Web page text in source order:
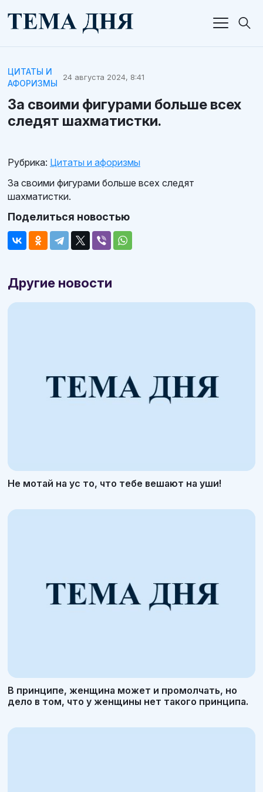
ЦИТАТЫ И
АФОРИЗМЫ
24 августа 2024, 8:41
За своими фигурами больше всех
следят шахматистки.
Рубрика: Цитаты и афоризмы
За своими фигурами больше всех следят
шахматистки.
Поделиться новостью
Другие новости
Не мотай на ус то, что тебе вешают на уши!
В принципе, женщина может и промолчать, но
дело в том, что у женщины нет такого принципа.